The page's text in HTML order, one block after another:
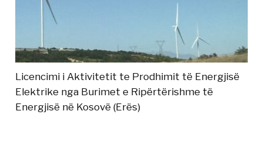
Licencimi i Aktivitetit te Prodhimit të Energjisë
Elektrike nga Burimet e Ripërtërishme të
Energjisë në Kosovë (Erës)